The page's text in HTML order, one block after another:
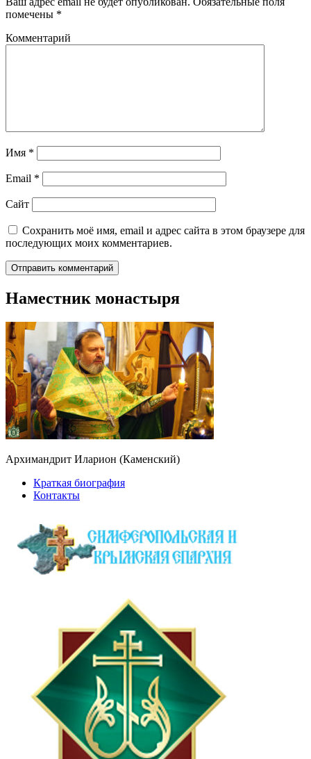
помечены *
Комментарий
Имя *
Email *
Сайт
Сохранить моё имя, email и адрес сайта в этом браузере для
последующих моих комментариев.
Наместник монастыря
Архимандрит Иларион (Каменский)
Краткая биография
Контакты